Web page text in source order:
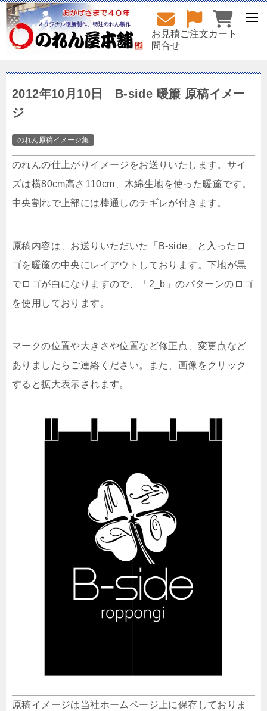
お見積
問合せ
ご注文カート
2012年10月10日 B-side 暖簾 原稿イメー
ジ
のれん原稿イメージ集
のれんの仕上がりイメージをお送りいたします。サイ
ズは横80cm高さ110cm、木綿生地を使った暖簾です。
中央割れで上部には棒通しのチギレが付きます。
原稿内容は、お送りいただいた「B-side」と入ったロ
ゴを暖簾の中央にレイアウトしております。下地が黒
でロゴが白になりますので、「2_b」のパターンのロゴ
を使用しております。
マークの位置や大きさや位置など修正点、変更点など
ありましたらご連絡ください。また、画像をクリック
すると拡大表示されます。
原稿イメージは当社ホームページ上に保存しておりま